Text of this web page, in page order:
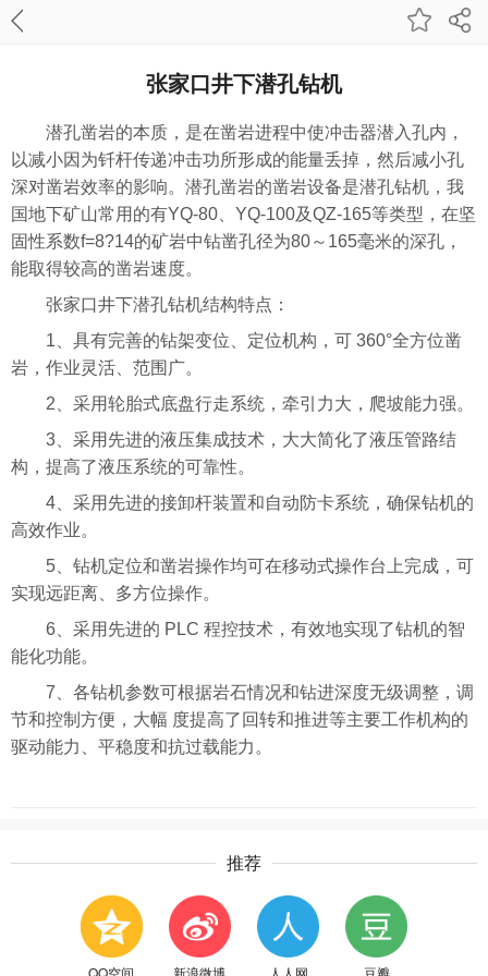
张家口井下潜孔钻机
潜孔凿岩的本质，是在凿岩进程中使冲击器潜入孔内，
以减小因为钎杆传递冲击功所形成的能量丢掉，然后减小孔
深对凿岩效率的影响。潜孔凿岩的凿岩设备是潜孔钻机，我
国地下矿山常用的有YQ-80、YQ-100及QZ-165等类型，在坚
固性系数f=8?14的矿岩中钻凿孔径为80～165毫米的深孔，
能取得较高的凿岩速度。
张家口井下潜孔钻机结构特点：
1、具有完善的钻架变位、定位机构，可 360°全方位凿
岩，作业灵活、范围广。
2、采用轮胎式底盘行走系统，牵引力大，爬坡能力强。
3、采用先进的液压集成技术，大大简化了液压管路结
构，提高了液压系统的可靠性。
4、采用先进的接卸杆装置和自动防卡系统，确保钻机的
高效作业。
5、钻机定位和凿岩操作均可在移动式操作台上完成，可
实现远距离、多方位操作。
6、采用先进的 PLC 程控技术，有效地实现了钻机的智
能化功能。
7、各钻机参数可根据岩石情况和钻进深度无级调整，调
节和控制方便，大幅 度提高了回转和推进等主要工作机构的
驱动能力、平稳度和抗过载能力。
推荐
QQ空间 新浪微博 人人网 豆瓣